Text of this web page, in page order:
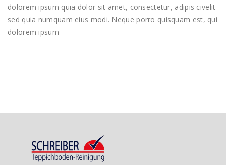
dolorem ipsum quia dolor sit amet, consectetur, adipis civelit
sed quia numquam eius modi. Neque porro quisquam est, qui
dolorem ipsum